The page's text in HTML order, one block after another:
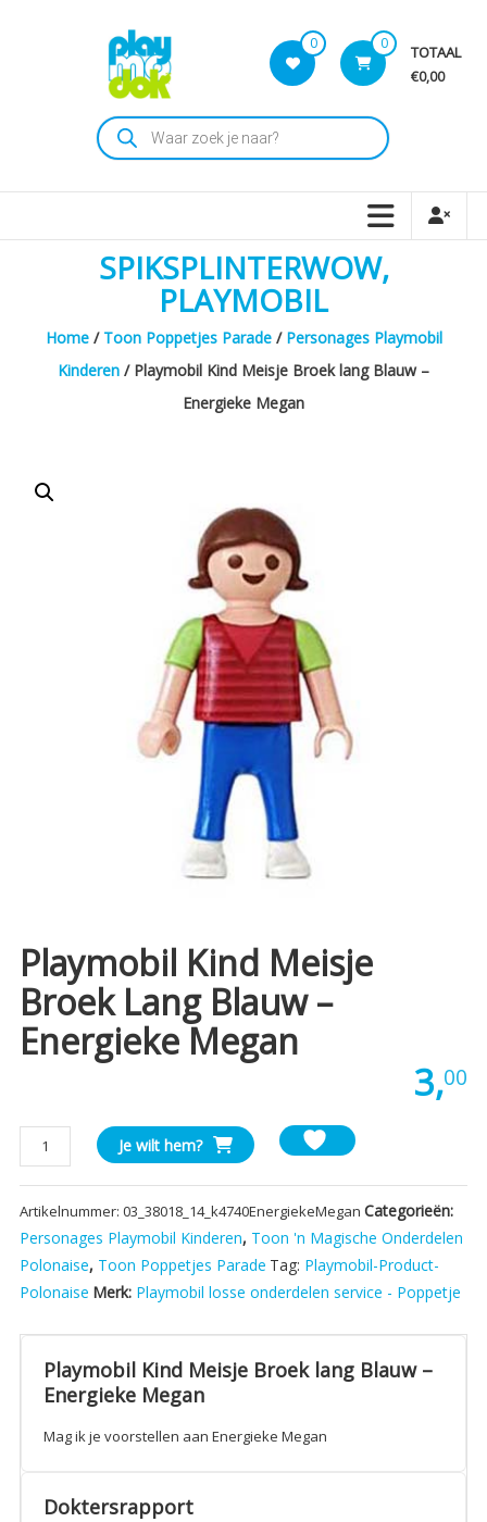
Playmodok
Tweedehands
dromen
voor
iedereen
0 0 TOTAAL
€0,00
Producten
zoeken
SPIKSPLINTERWOW,
PLAYMOBIL
Home/ Toon Poppetjes Parade/ Personages Playmobil
Kinderen / Playmobil Kind Meisje Broek lang Blauw –
Energieke Megan
Playmobil Kind Meisje
Broek Lang Blauw –
Energieke Megan
3,00
Playmobil
Kind
Meisje
Broek
lang
Blauw
-
Megan
aantal
Je wilt hem?
Artikelnummer: 03_38018_14_k4740EnergiekeMegan Categorieën:
Personages Playmobil Kinderen, Toon 'n Magische Onderdelen
Polonaise, Toon Poppetjes Parade Tag: Playmobil-Product-
Polonaise Merk: Playmobil losse onderdelen service - Poppetje
Playmobil Kind Meisje Broek lang Blauw –
Energieke Megan
Mag ik je voorstellen aan Energieke Megan
Doktersrapport